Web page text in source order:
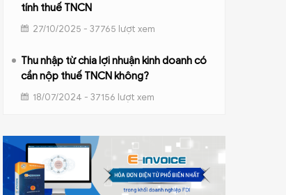
tính thuế TNCN
27/10/2025 - 37765 lượt xem
Thu nhập từ chia lợi nhuận kinh doanh có
cần nộp thuế TNCN không?
18/07/2024 - 37156 lượt xem